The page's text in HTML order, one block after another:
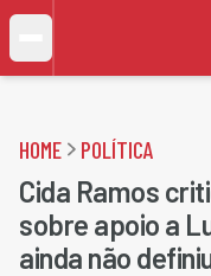
HOME POLÍTICA
Cida Ramos
sobre apoio a
ainda não